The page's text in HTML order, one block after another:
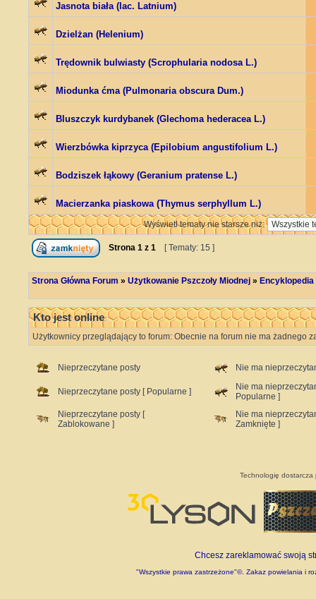
Jasnota biała (lac. Latnium)
Dzielżan (Helenium)
Trędownik bulwiasty (Scrophularia nodosa L.)
Miodunka ćma (Pulmonaria obscura Dum.)
Bluszczyk kurdybanek (Glechoma hederacea L.)
Wierzbówka kiprzyca (Epilobium angustifolium L.)
Bodziszek łąkowy (Geranium pratense L.)
Macierzanka piaskowa (Thymus serphyllum L.)
Wyświetl tematy nie starsze niż:
Strona 1 z 1 [ Tematy: 15 ]
Strona Główna Forum » Użytkowanie Pszczoły Miodnej »
Kto jest online
Użytkownicy przeglądający to forum: Obecnie na forum nie ma żadnego
Nieprzeczytane posty Nie ma
Nieprzeczytane posty [ Popularne ]
Nie ma
Popularne ]
Nieprzeczytane posty [
Zablokowane ]
Nie ma
Zamknięte ]
Technologię dostarcza
Chcesz zareklamować swoją
"Wszystkie prawa zastrzeżone"©. Zakaz powielania i